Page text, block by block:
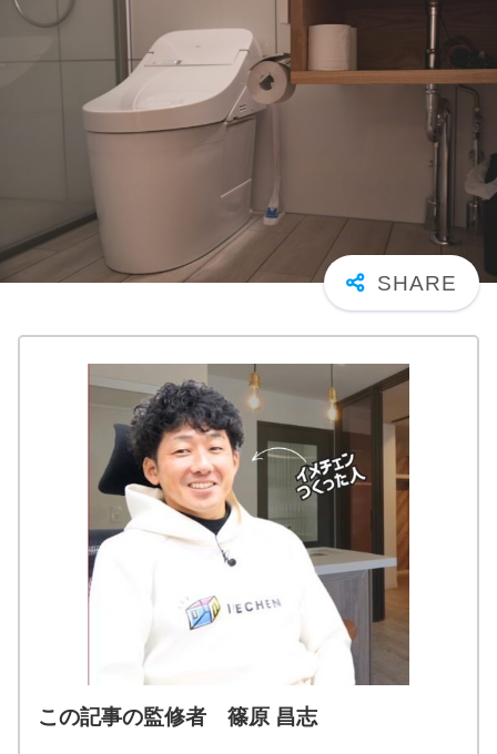
この記事の監修者 篠原 昌志